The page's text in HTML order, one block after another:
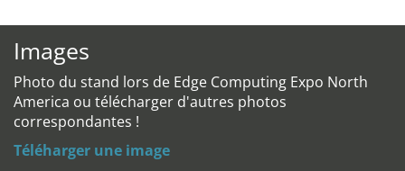
Images
Photo du stand lors de Edge Computing Expo North
America ou télécharger d'autres photos
correspondantes !
Téléharger une image